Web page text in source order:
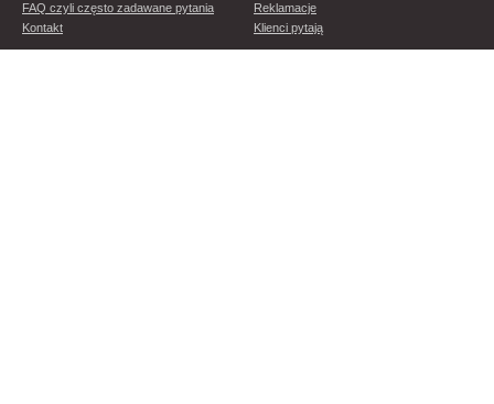
FAQ czyli często zadawane pytania
Kontakt
Reklamacje
Klienci pytają